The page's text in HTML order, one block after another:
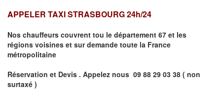
APPELER TAXI STRASBOURG 24h/24
Nos chauffeurs couvrent tou le département 67 et les
régions voisines et sur demande toute la France
métropolitaine
Réservation et Devis . Appelez nous 09 88 29 03 38 ( non
surtaxé )